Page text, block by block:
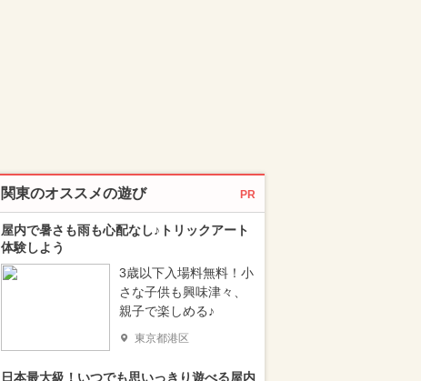
関東のオススメの遊び PR
屋内で暑さも雨も心配なし♪トリックアート
体験しよう
3歳以下入場料無料！小
さな子供も興味津々、
親子で楽しめる♪
東京都港区
日本最大級！いつでも思いっきり遊べる屋内